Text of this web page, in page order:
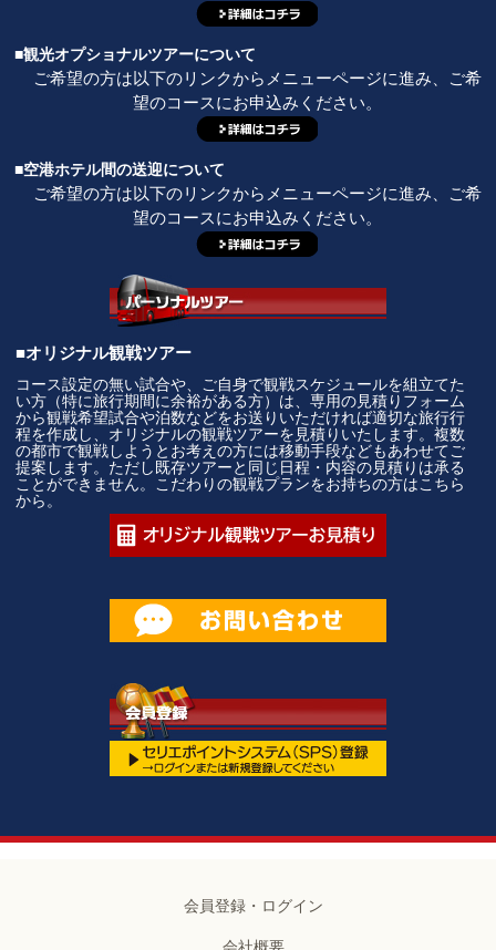
■観光オプショナルツアーについて
ご希望の方は以下のリンクからメニューページに進み、ご希
望のコースにお申込みください。
■空港ホテル間の送迎について
ご希望の方は以下のリンクからメニューページに進み、ご希
望のコースにお申込みください。
■オリジナル観戦ツアー
コース設定の無い試合や、ご自身で観戦スケジュールを組立てた
い方（特に旅行期間に余裕がある方）は、専用の見積りフォーム
から観戦希望試合や泊数などをお送りいただければ適切な旅行行
程を作成し、オリジナルの観戦ツアーを見積りいたします。複数
の都市で観戦しようとお考えの方には移動手段などもあわせてご
提案します。ただし既存ツアーと同じ日程・内容の見積りは承る
ことができません。こだわりの観戦プランをお持ちの方はこちら
から。
会員登録・ログイン
会社概要